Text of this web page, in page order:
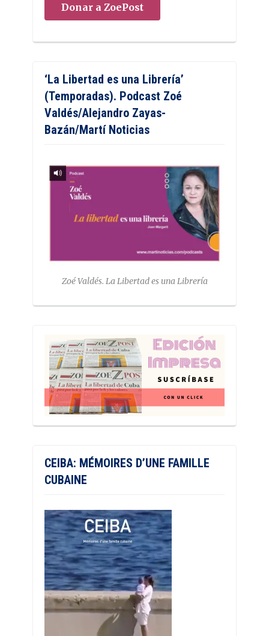
Donar a ZoePost
‘La Libertad es una Librería’
(Temporadas). Podcast Zoé
Valdés/Alejandro Zayas-
Bazán/Martí Noticias
Zoé Valdés. La Libertad es una Librería
CEIBA: MÉMOIRES D’UNE FAMILLE
CUBAINE